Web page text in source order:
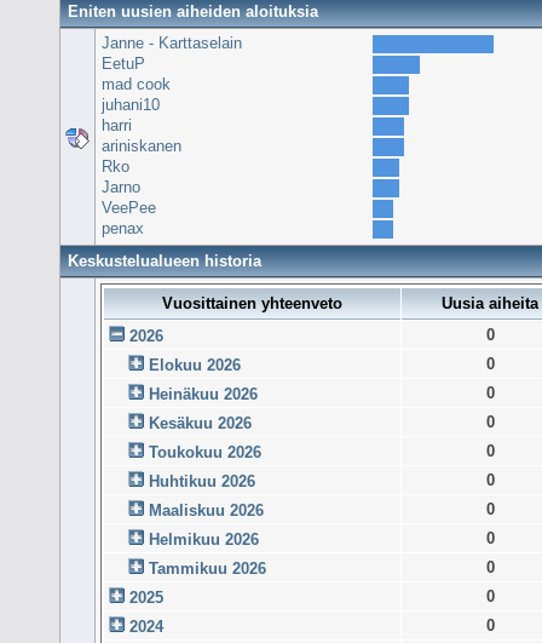
Eniten uusien aiheiden aloituksia
Janne - Karttaselain
EetuP
mad cook
juhani10
harri
ariniskanen
Rko
Jarno
VeePee
penax
Keskustelualueen historia
Vuosittainen yhteenveto
Uusia aiheita
2026
0
Elokuu 2026
0
Heinäkuu 2026
0
Kesäkuu 2026
0
Toukokuu 2026
0
Huhtikuu 2026
0
Maaliskuu 2026
0
Helmikuu 2026
0
Tammikuu 2026
0
2025
0
2024
0